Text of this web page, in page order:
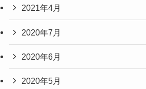
2021年4月
2020年7月
2020年6月
2020年5月